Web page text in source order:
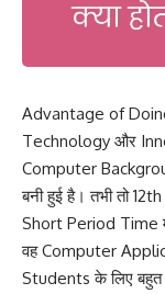
Advantage of
Technology और
Computer
बनी हुई है। तभी तो
Short Period Time
वह Computer
Students के लिए